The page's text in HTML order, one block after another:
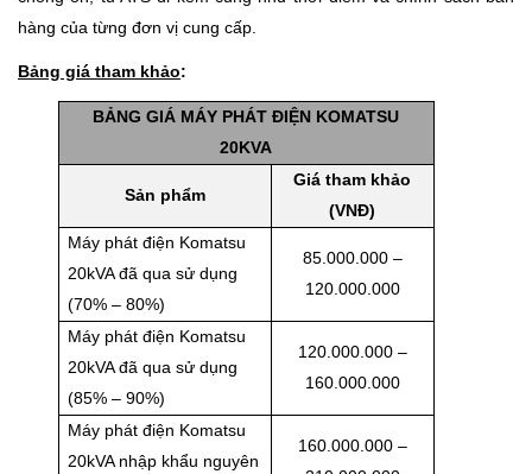
hàng của từng đơn vị cung cấp.
Bảng giá tham khảo:
BẢNG GIÁ MÁY PHÁT ĐIỆN KOMATSU
20KVA
Sản phẩm
Giá tham khảo
(VNĐ)
Máy phát điện Komatsu
20kVA đã qua sử dụng
(70% – 80%)
85.000.000 –
120.000.000
Máy phát điện Komatsu
20kVA đã qua sử dụng
(85% – 90%)
120.000.000 –
160.000.000
Máy phát điện Komatsu
20kVA nhập khẩu nguyên
160.000.000 –